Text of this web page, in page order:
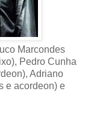
Marcondes
Pedro Cunha
Adriano
e acordeon) e